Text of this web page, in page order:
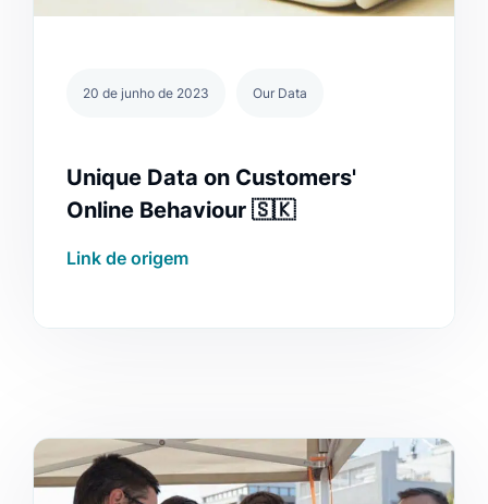
20 de junho de 2023 Our Data
Unique Data on Customers'
Online Behaviour 🇸🇰
Link de origem